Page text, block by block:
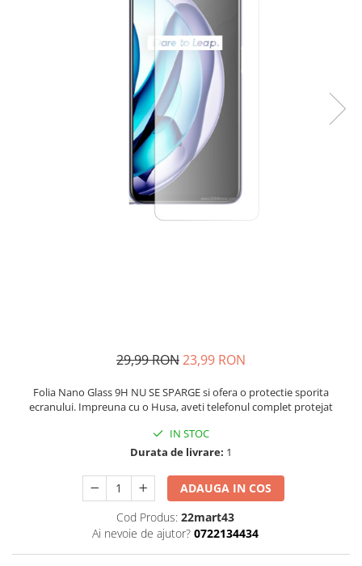
29,99 RON23,99 RON
Folia Nano Glass 9H NU SE SPARGE si ofera o protectie sporita
ecranului. Impreuna cu o Husa, aveti telefonul complet protejat
IN STOC
Durata de livrare: 1
ADAUGA IN COS
Cod Produs: 22mart43
Ai nevoie de ajutor? 0722134434